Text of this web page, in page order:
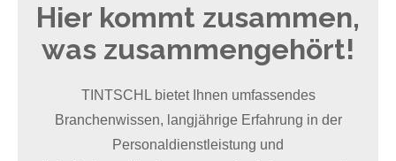
Hier kommt zusammen,
was zusammengehört!
TINTSCHL bietet Ihnen umfassendes
Branchenwissen, langjährige Erfahrung in der
Personaldienstleistung und